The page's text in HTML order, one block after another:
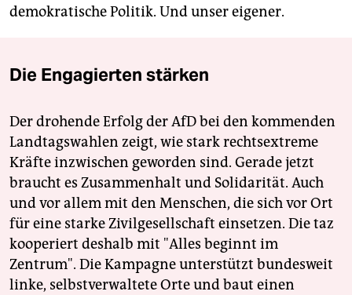
demokratische Politik. Und unser eigener.
Die Engagierten stärken
Der drohende Erfolg der AfD bei den kommenden
Landtagswahlen zeigt, wie stark rechtsextreme
Kräfte inzwischen geworden sind. Gerade jetzt
braucht es Zusammenhalt und Solidarität. Auch
und vor allem mit den Menschen, die sich vor Ort
für eine starke Zivilgesellschaft einsetzen. Die taz
kooperiert deshalb mit "Alles beginnt im
Zentrum". Die Kampagne unterstützt bundesweit
linke, selbstverwaltete Orte und baut einen